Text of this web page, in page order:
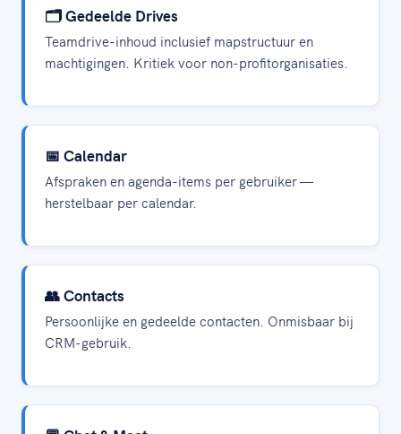
🗂️ Gedeelde Drives
Teamdrive-inhoud inclusief mapstructuur en
machtigingen. Kritiek voor non-profitorganisaties.
📅 Calendar
Afspraken en agenda-items per gebruiker —
herstelbaar per calendar.
👥 Contacts
Persoonlijke en gedeelde contacten. Onmisbaar bij
CRM-gebruik.